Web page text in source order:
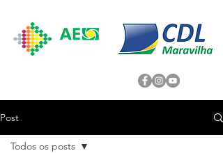
Post
Todos os posts